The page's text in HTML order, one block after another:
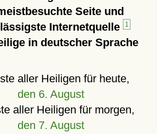
Seite und
Internetquelle
1
in deutscher Sprache
aller Heiligen für heute,
den 6. August
aller Heiligen für morgen,
den 7. August